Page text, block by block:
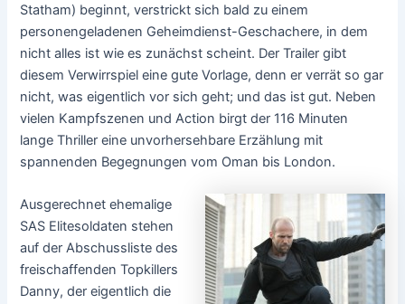
Statham) beginnt, verstrickt sich bald zu einem
personengeladenen Geheimdienst-Geschachere, in dem
nicht alles ist wie es zunächst scheint. Der Trailer gibt
diesem Verwirrspiel eine gute Vorlage, denn er verrät so gar
nicht, was eigentlich vor sich geht; und das ist gut. Neben
vielen Kampfszenen und Action birgt der 116 Minuten
lange Thriller eine unvorhersehbare Erzählung mit
spannenden Begegnungen vom Oman bis London.
Ausgerechnet ehemalige
SAS Elitesoldaten stehen
auf der Abschussliste des
freischaffenden Topkillers
Danny, der eigentlich die